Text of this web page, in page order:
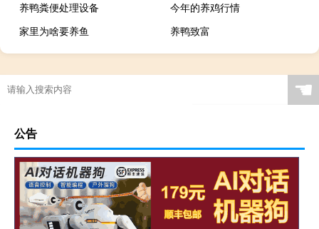
养鸭粪便处理设备
今年的养鸡行情
家里为啥要养鱼
养鸭致富
☚
公告